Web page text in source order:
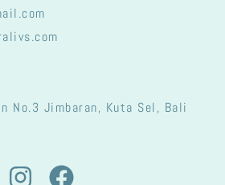
No.3 Jimbaran, Kuta Sel, Bali